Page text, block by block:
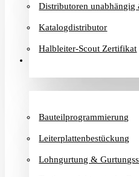
Distributoren
Katalogdistributor
Halbleiter-Scout Zertifikat
Bauteilprogrammierung
Leiterplattenbestückung
Lohngurtung &